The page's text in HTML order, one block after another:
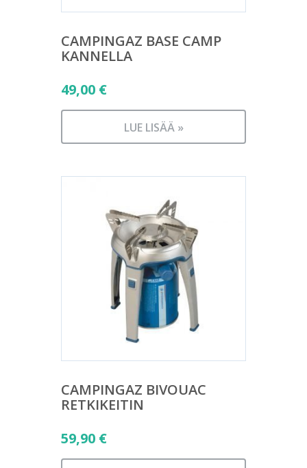
CAMPINGAZ BASE CAMP
KANNELLA
49,00 €
LUE LISÄÄ »
CAMPINGAZ BIVOUAC
RETKIKEITIN
59,90 €